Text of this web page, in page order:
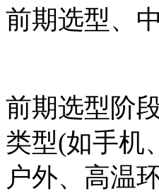
前期选型、
前期选型阶
类型(如手机
户外、高温